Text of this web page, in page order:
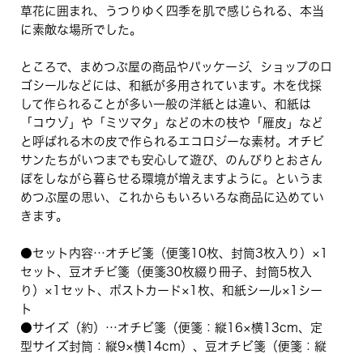
草花に囲まれ、うつりゆく四季を肌で感じられる、本当
に素敵な場所でした。
ところで、まめつぶ屋の商品やパッケージ、ショップのロ
ゴシールなどには、和紙が多用されています。木を伐採
して作られることが多い一般の洋紙とは違い、和紙は
「コウゾ」や「ミツマタ」などの木の枝や「雁皮」など
と呼ばれる木の皮で作られるエコロジーな素材。オチビ
サンたちがいつまでも安心して遊び、のんびりとおさん
ぽをしながら暮らせる環境が増えますように。というま
めつぶ屋の思い、これからもいろいろな商品に込めてい
きます。
●セット内容…オチビ箋（便箋10枚、封筒3枚入り）×1
セット、豆オチビ箋（便箋30枚綴り冊子、封筒5枚入
り）×1セット、ポストカード×1枚、和紙シール×1シー
ト
●サイズ（約）…オチビ箋（便箋：縦16×横13cm、定
型サイズ封筒：縦9×横14cm）、豆オチビ箋（便箋：縦